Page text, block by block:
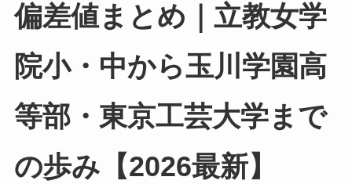
偏差値まとめ｜立教女学
院小・中から玉川学園高
等部・東京工芸大学まで
の歩み【2026最新】